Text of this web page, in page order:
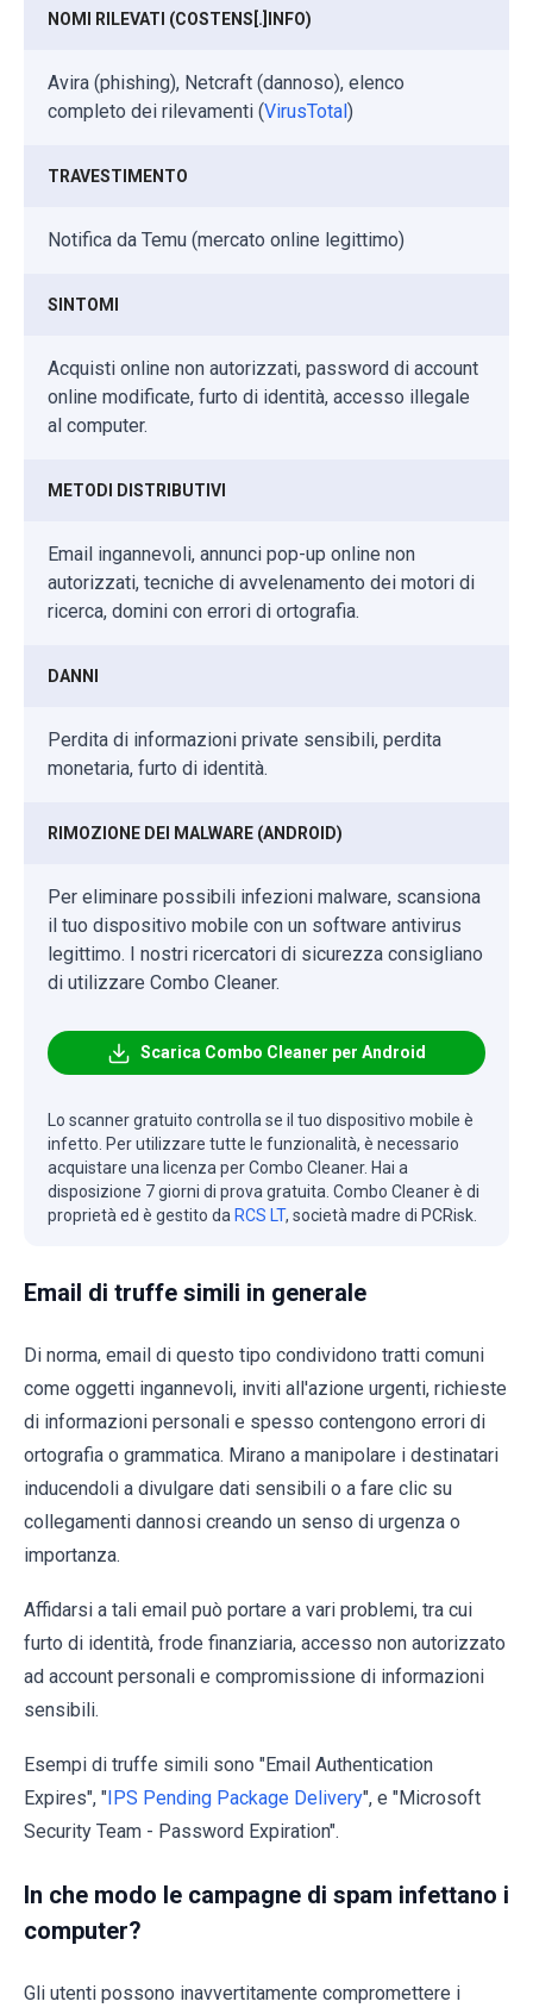
NOMI RILEVATI (COSTENS[.]INFO)
Avira (phishing), Netcraft (dannoso), elenco
completo dei rilevamenti (VirusTotal )
TRAVESTIMENTO
Notifica da Temu (mercato online legittimo)
SINTOMI
Acquisti online non autorizzati, password di account
online modificate, furto di identità, accesso illegale
al computer.
METODI DISTRIBUTIVI
Email ingannevoli, annunci pop-up online non
autorizzati, tecniche di avvelenamento dei motori di
ricerca, domini con errori di ortografia.
DANNI
Perdita di informazioni private sensibili, perdita
monetaria, furto di identità.
RIMOZIONE DEI MALWARE (ANDROID)
Per eliminare possibili infezioni malware, scansiona
il tuo dispositivo mobile con un software antivirus
legittimo. I nostri ricercatori di sicurezza consigliano
di utilizzare Combo Cleaner.
Scarica Combo Cleaner per Android
Lo scanner gratuito controlla se il tuo dispositivo mobile è
infetto. Per utilizzare tutte le funzionalità, è necessario
acquistare una licenza per Combo Cleaner. Hai a
disposizione 7 giorni di prova gratuita. Combo Cleaner è di
proprietà ed è gestito da RCS LT, società madre di PCRisk.
Email di truffe simili in generale
Di norma, email di questo tipo condividono tratti comuni
come oggetti ingannevoli, inviti all'azione urgenti, richieste
di informazioni personali e spesso contengono errori di
ortografia o grammatica. Mirano a manipolare i destinatari
inducendoli a divulgare dati sensibili o a fare clic su
collegamenti dannosi creando un senso di urgenza o
importanza.
Affidarsi a tali email può portare a vari problemi, tra cui
furto di identità, frode finanziaria, accesso non autorizzato
ad account personali e compromissione di informazioni
sensibili.
Esempi di truffe simili sono "Email Authentication
Expires", " IPS Pending Package Delivery", e "Microsoft
Security Team - Password Expiration".
In che modo le campagne di spam infettano i
computer?
Gli utenti possono inavvertitamente compromettere i